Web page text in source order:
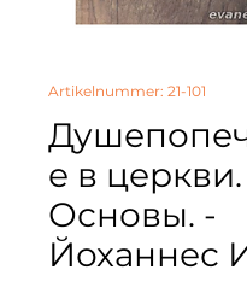
Artikelnummer: 21-101
е в церкви.
Основы. -
Йоханнес